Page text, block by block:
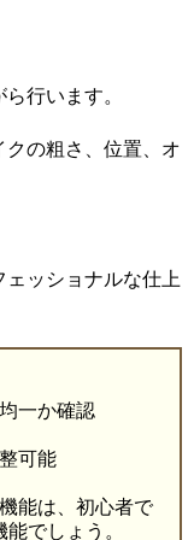
行います。
の粗さ、位置、オ
ッショナルな仕上
一か確認
可能
能は、初心者で
でしょう。